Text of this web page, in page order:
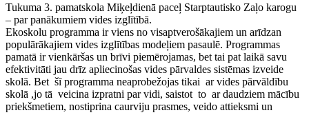
Tukuma 3. pamatskola Miķeļdienā paceļ Starptautisko Zaļo karogu
– par panākumiem vides izglītībā.
Ekoskolu programma ir viens no visaptverošākajiem un arīdzan
populārākajiem vides izglītības modeļiem pasaulē. Programmas
pamatā ir vienkāršas un brīvi piemērojamas, bet tai pat laikā savu
efektivitāti jau drīz apliecinošas vides pārvaldes sistēmas izveide
skolā. Bet šī programma neaprobežojas tikai ar vides pārvāldību
skolā ,jo tā veicina izpratni par vidi, saistot to ar daudziem mācību
priekšmetiem, nostiprina caurviju prasmes, veido attieksmi un